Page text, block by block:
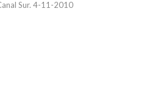
Sur. 4-11-2010